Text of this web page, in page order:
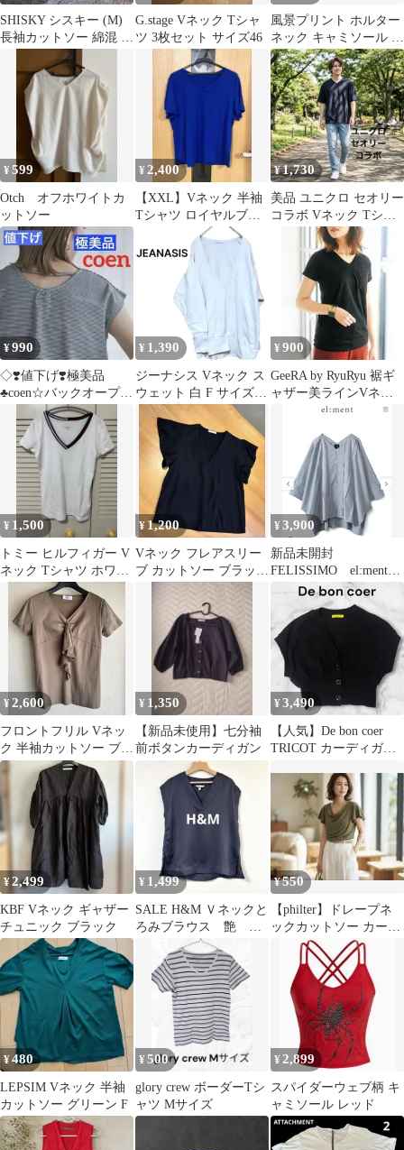
SHISKY シスキー (M)
長袖カットソー 綿混 ボ
ーダー Ｖネック 薄手
G.stage Vネック Tシャ
ツ 3枚セット サイズ46
風景プリント ホルター
ネック キャミソール ト
ップス
¥599
Otch オフホワイトカ
ットソー
¥ 2,400
【XXL】Vネック 半袖
Tシャツ ロイヤルブル
ー 大きいサイズ ストレ
ッチ
¥1,730
美品 ユニクロ セオリー
コラボ Vネック Tシャ
ツ 半袖 XL 黒 A1169
¥990
◇❣️値下げ❣️極美品
♣︎coen☆バックオープン
フレンチスリーブ Ｔシ
ャツ Ｍ◇
¥ 1,390
ジーナシス Vネック ス
ウェット 白 F サイズ
レディース ロンT
¥900
GeeRA by RyuRyu 裾ギ
ャザー美ラインVネッ
クTシャツ M
¥ 1,500
トミー ヒルフィガー V
ネック Tシャツ ホワイ
ト Sサイズ
¥ 1,200
Vネック フレアスリー
ブ カットソー ブラック
Mサイズ
¥3,900
新品未開封
FELISSIMO el:ment
ドルマンスリーブシャ
¥2,600
フロントフリル Vネッ
ク 半袖カットソー ブラ
ウン M
¥ 1,350
【新品未使用】七分袖
前ボタンカーディガン
¥3,490
【人気】De bon coer
TRICOT カーディガン
¥2,499
KBF Vネック ギャザー
チュニック ブラック
¥ 1,499
SALE H&M Ｖネックと
ろみブラウス 艶 グ
レー サテン ゆった
¥550
【philter】ドレープネ
ックカットソー カーキ
Mサイズ フリル袖 きれ
¥480
LEPSIM Vネック 半袖
カットソー グリーン F
¥500
glory crew ボーダーTシ
ャツ Mサイズ
¥ 2,899
スパイダーウェブ柄 キ
ャミソール レッド